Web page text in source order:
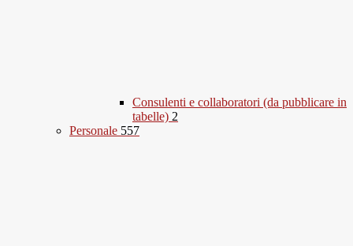
Consulenti e collaboratori (da pubblicare in
tabelle) 2
Personale 557